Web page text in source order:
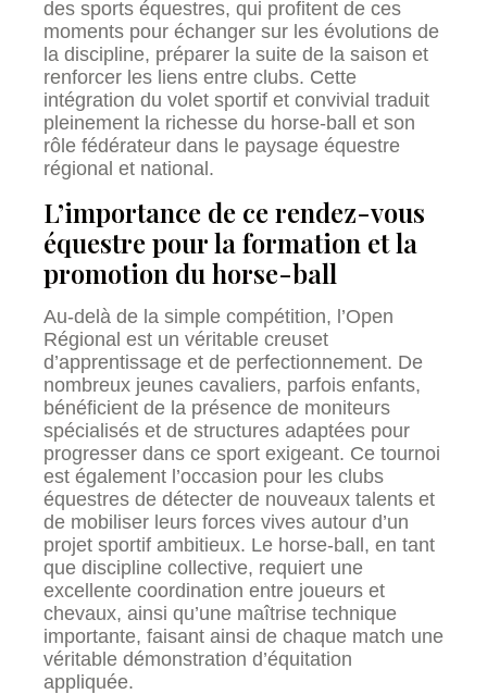
des sports équestres, qui profitent de ces
moments pour échanger sur les évolutions de
la discipline, préparer la suite de la saison et
renforcer les liens entre clubs. Cette
intégration du volet sportif et convivial traduit
pleinement la richesse du horse-ball et son
rôle fédérateur dans le paysage équestre
régional et national.
L’importance de ce rendez-vous
équestre pour la formation et la
promotion du horse-ball
Au-delà de la simple compétition, l’Open
Régional est un véritable creuset
d’apprentissage et de perfectionnement. De
nombreux jeunes cavaliers, parfois enfants,
bénéficient de la présence de moniteurs
spécialisés et de structures adaptées pour
progresser dans ce sport exigeant. Ce tournoi
est également l’occasion pour les clubs
équestres de détecter de nouveaux talents et
de mobiliser leurs forces vives autour d’un
projet sportif ambitieux. Le horse-ball, en tant
que discipline collective, requiert une
excellente coordination entre joueurs et
chevaux, ainsi qu’une maîtrise technique
importante, faisant ainsi de chaque match une
véritable démonstration d’équitation
appliquée.